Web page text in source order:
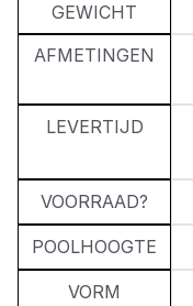
GEWICHT
AFMETINGEN
LEVERTIJD
VOORRAAD?
POOLHOOGTE
VORM